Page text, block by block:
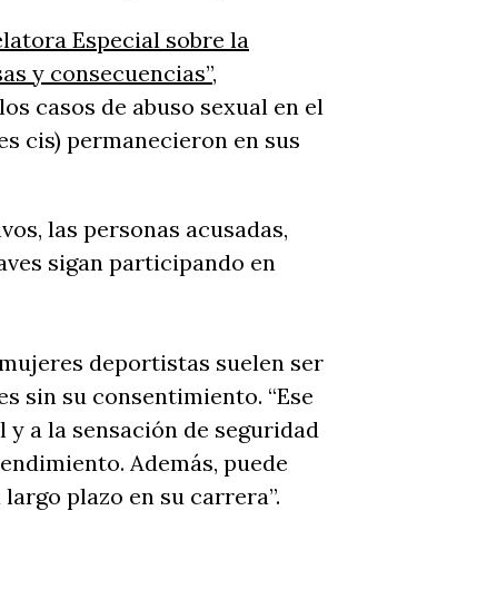
Especial sobre la
y consecuencias”,
casos de abuso sexual en el
cis) permanecieron en sus
las personas acusadas,
sigan participando en
deportistas suelen ser
sin su consentimiento. “Ese
a la sensación de seguridad
Además, puede
plazo en su carrera”.